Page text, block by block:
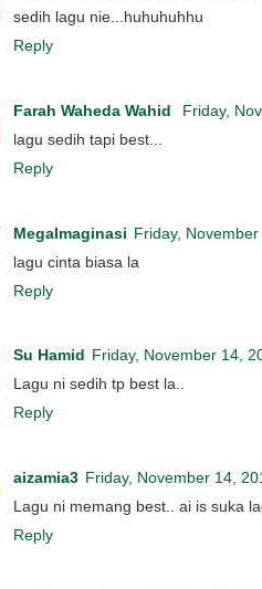
sedih lagu nie...huhuhuhhu
Reply
Farah Waheda Wahid
Friday,
lagu sedih tapi best...
Reply
MegaImaginasi Friday,
lagu cinta biasa la
Reply
Su Hamid
Friday, November 14,
Lagu ni sedih tp best la..
Reply
aizamia3 Friday, November 14,
Lagu ni memang best.. ai is suka
Reply